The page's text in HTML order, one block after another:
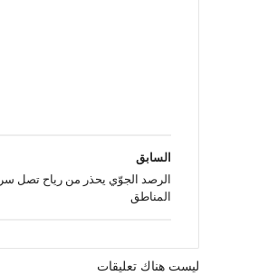
السابق
المناطق
ليست هناك تعليقات